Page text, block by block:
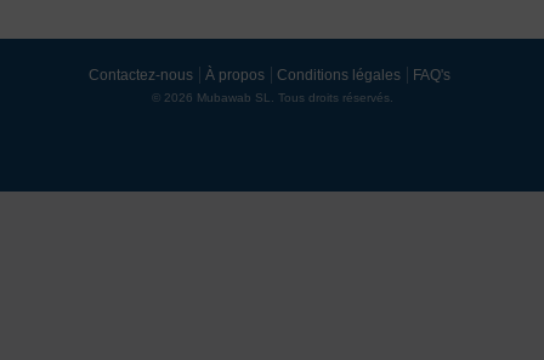
Contactez-nous À propos Conditions légales FAQ's
© 2026 Mubawab SL. Tous droits réservés.